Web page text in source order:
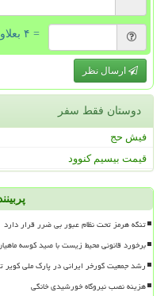
= ۴ بعلاوه ۱
ارسال نظر
دوستان فقط سفر
فیش حج
قیمت بیسیم کنوود
تنگه هرمز تحت نظام عبور بی ضرر قرار دارد
برخورد قانونی محیط زیست با صید کوسه
رشد جمعیت گورخر ایرانی در پارک ملی کویر تولد 5 کره جدید در
هزینه نصب نیروگاه خورشیدی خانگی